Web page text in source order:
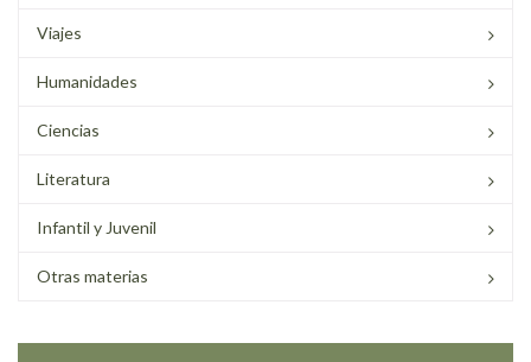
Viajes
Humanidades
Ciencias
Literatura
Infantil y Juvenil
Otras materias